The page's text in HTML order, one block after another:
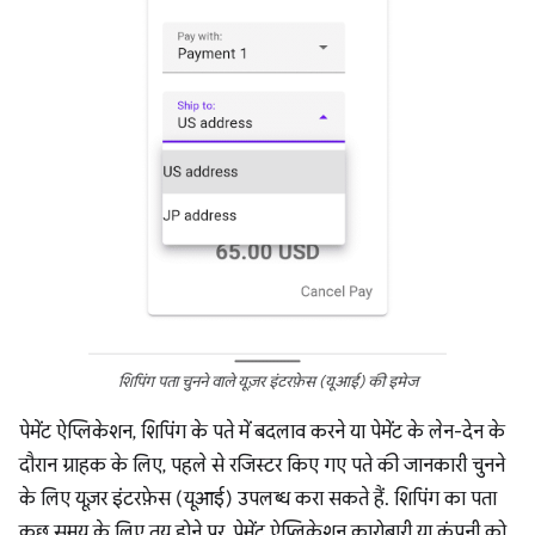
शिपिंग पता चुनने वाले यूज़र इंटरफ़ेस (यूआई) की इमेज
पेमेंट ऐप्लिकेशन, शिपिंग के पते में बदलाव करने या पेमेंट के लेन-देन के
दौरान ग्राहक के लिए, पहले से रजिस्टर किए गए पते की जानकारी चुनने
के लिए यूज़र इंटरफ़ेस (यूआई) उपलब्ध करा सकते हैं. शिपिंग का पता